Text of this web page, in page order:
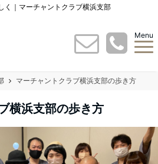
く｜マーチャントクラブ横浜支部
Menu
マーチャントクラブ横浜支部の歩き方
横浜支部の歩き方